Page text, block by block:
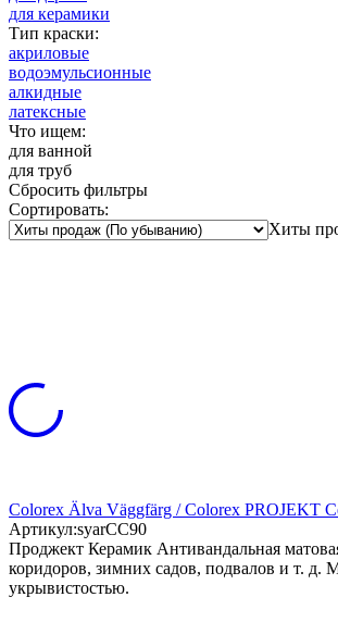
для керамики
Тип краски:
акриловые
водоэмульсионные
алкидные
латексные
Что ищем:
для ванной
для труб
Сбросить фильтры
Сортировать:
Хиты
Colorex Älva Väggfärg / Colorex PROJEKT
Артикул:syarCC90
Проджект Керамик Антивандальная
коридоров, зимних садов, подвалов и т. д.
укрывистостью.